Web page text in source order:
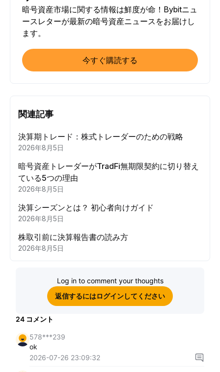
暗号資産市場に関する情報は鮮度が命！Bybitニュ
ースレターが最新の暗号資産ニュースをお届けし
ます。
今すぐ購読する
関連記事
決算期トレード：株式トレーダーのための戦略
2026年8月5日
暗号資産トレーダーがTradFi無期限契約に切り替え
ている5つの理由
2026年8月5日
決算シーズンとは？ 初心者向けガイド
2026年8月5日
株取引前に決算報告書の読み方
2026年8月5日
Log in to comment your thoughts
返信するにはログインしてください
24 コメント
578***239
ok
2026-07-26 23:09:32